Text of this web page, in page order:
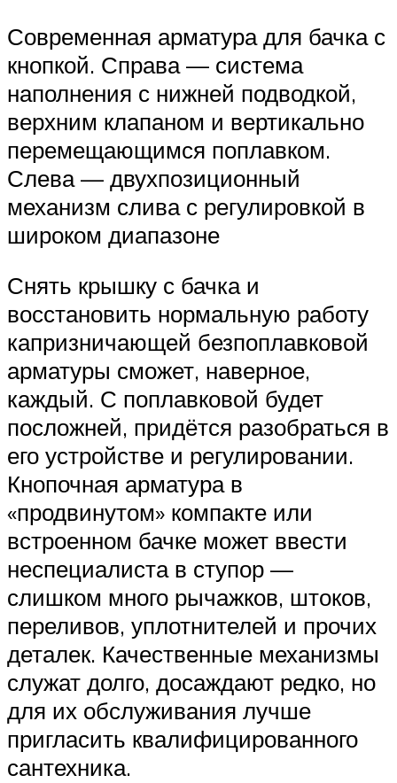
Современная арматура для бачка с
кнопкой. Справа — система
наполнения с нижней подводкой,
верхним клапаном и вертикально
перемещающимся поплавком.
Слева — двухпозиционный
механизм слива с регулировкой в
широком диапазоне
Снять крышку с бачка и
восстановить нормальную работу
капризничающей безпоплавковой
арматуры сможет, наверное,
каждый. С поплавковой будет
посложней, придётся разобраться в
его устройстве и регулировании.
Кнопочная арматура в
«продвинутом» компакте или
встроенном бачке может ввести
неспециалиста в ступор —
слишком много рычажков, штоков,
переливов, уплотнителей и прочих
деталек. Качественные механизмы
служат долго, досаждают редко, но
для их обслуживания лучше
пригласить квалифицированного
сантехника.